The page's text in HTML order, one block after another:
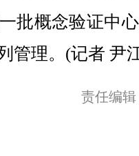
批概念验证中
管理。(记者 尹
责任编